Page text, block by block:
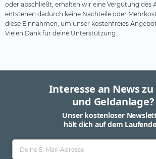
oder abschließt, erhalten wir eine Vergütung des
entstehen dadurch keine Nachteile oder
diese Einnahmen, um unser kostenfreies
Vielen Dank für deine Unterstützung.
Interesse an News zu
und Geldanlage?
Unser kostenloser
hält dich auf dem